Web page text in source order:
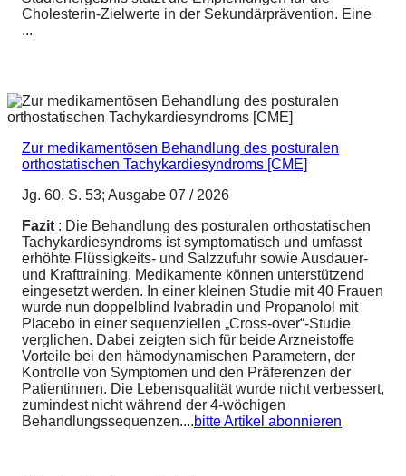
Cholesterin-Zielwerte in der Sekundärprävention. Eine
...
Zur medikamentösen Behandlung des posturalen
orthostatischen Tachykardiesyndroms [CME]
Jg. 60, S. 53; Ausgabe 07 / 2026
Fazit : Die Behandlung des posturalen orthostatischen
Tachykardiesyndroms ist symptomatisch und umfasst
erhöhte Flüssigkeits- und Salzzufuhr sowie Ausdauer-
und Krafttraining. Medikamente können unterstützend
eingesetzt werden. In einer kleinen Studie mit 40 Frauen
wurde nun doppelblind Ivabradin und Propanolol mit
Placebo in einer sequenziellen „Cross-over“-Studie
verglichen. Dabei zeigten sich für beide Arzneistoffe
Vorteile bei den hämodynamischen Parametern, der
Kontrolle von Symptomen und den Präferenzen der
Patientinnen. Die Lebensqualität wurde nicht verbessert,
zumindest nicht während der 4-wöchigen
Behandlungssequenzen....bitte Artikel abonnieren